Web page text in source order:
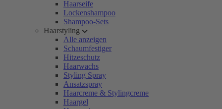
Haarseife
Lockenshampoo
Shampoo-Sets
Haarstyling
Alle anzeigen
Schaumfestiger
Hitzeschutz
Haarwachs
Styling Spray
Ansatzspray
Haarcreme & Stylingcreme
Haargel